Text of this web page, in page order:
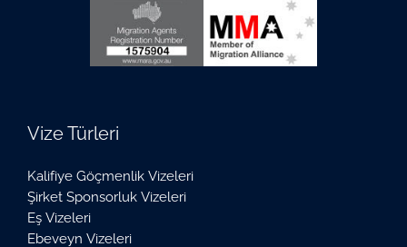
Vize Türleri
Kalifiye Göçmenlik Vizeleri
Şirket Sponsorluk Vizeleri
Eş Vizeleri
Ebeveyn Vizeleri